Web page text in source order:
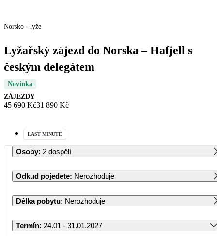
Norsko - lyže
Lyžařský zájezd do Norska – Hafjell s
českým delegátem
Novinka
ZÁJEZDY
45 690 Kč31 890 Kč
LAST MINUTE
Osoby: 2 dospělí
Odkud pojedete: Nerozhoduje
Délka pobytu: Nerozhoduje
Termín: 24.01 - 31.01.2027